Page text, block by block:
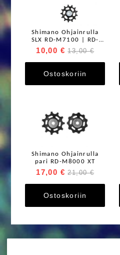
Shimano Ohjainrulla
SLX RD-M7100 | RD-
M7120
10,00 € 13,00 €
Ostoskoriin
Shimano Ohjainrulla
pari RD-M8000 XT
17,00 € 21,00 €
Ostoskoriin